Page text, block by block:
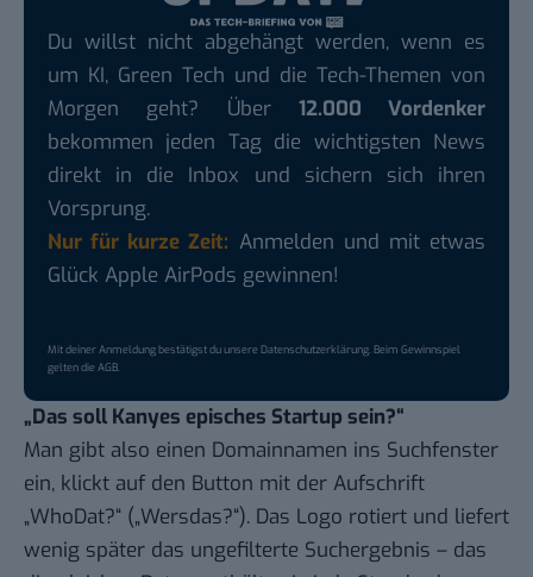
Du willst nicht abgehängt werden, wenn es
um KI, Green Tech und die Tech-Themen von
Morgen geht? Über 12.000 Vordenker
bekommen jeden Tag die wichtigsten News
direkt in die Inbox und sichern sich ihren
Vorsprung.
Nur für kurze Zeit: Anmelden und mit etwas
Glück Apple AirPods gewinnen!
Mit deiner Anmeldung bestätigst du unsereDatenschutzerklärung. Beim Gewinnspiel
gelten dieAGB.
„Das soll Kanyes episches Startup sein?“
Man gibt also einen Domainnamen ins Suchfenster
ein, klickt auf den Button mit der Aufschrift
„WhoDat?“ („Wersdas?“). Das Logo rotiert und liefert
wenig später das ungefilterte Suchergebnis – das